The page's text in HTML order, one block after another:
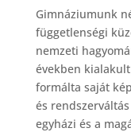
Gimnáziumunk
függetlenségi
nemzeti
években
formálta saját
és
egyházi és a